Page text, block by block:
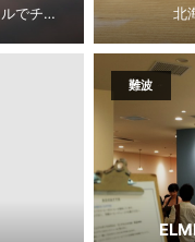
ホットドッグとコーヒー、ときどきビールでチルアウト 北
難波